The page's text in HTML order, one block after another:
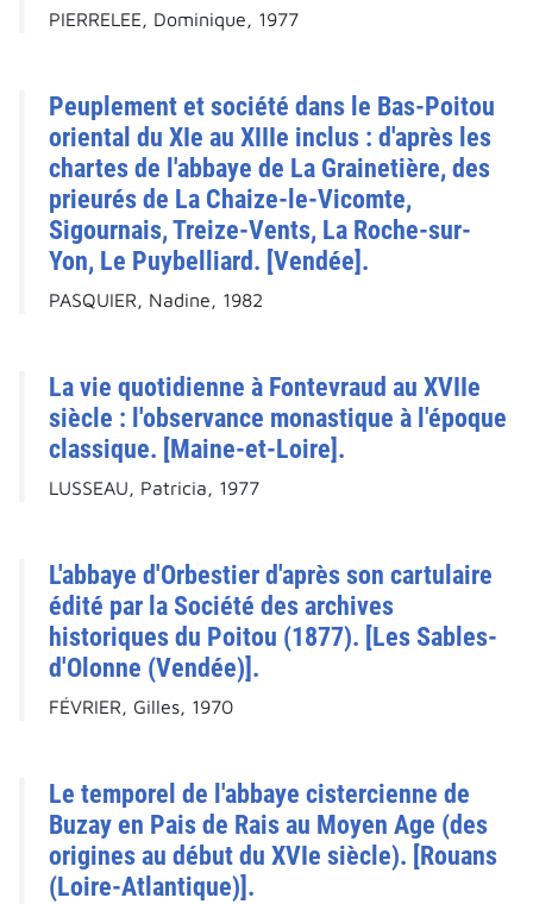
PIERRELEE, Dominique, 1977
Peuplement et société dans le Bas-Poitou
oriental du XIe au XIIIe inclus : d'après les
chartes de l'abbaye de La Grainetière, des
prieurés de La Chaize-le-Vicomte,
Sigournais, Treize-Vents, La Roche-sur-
Yon, Le Puybelliard. [Vendée].
PASQUIER, Nadine, 1982
La vie quotidienne à Fontevraud au XVIIe
siècle : l'observance monastique à l'époque
classique. [Maine-et-Loire].
LUSSEAU, Patricia, 1977
L'abbaye d'Orbestier d'après son cartulaire
édité par la Société des archives
historiques du Poitou (1877). [Les Sables-
d'Olonne (Vendée)].
FÉVRIER, Gilles, 1970
Le temporel de l'abbaye cistercienne de
Buzay en Pais de Rais au Moyen Age (des
origines au début du XVIe siècle). [Rouans
(Loire-Atlantique)].